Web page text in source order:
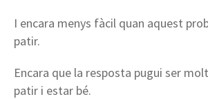
I encara menys fàcil quan aquest
patir.
Encara que la resposta pugui ser
patir i estar bé.